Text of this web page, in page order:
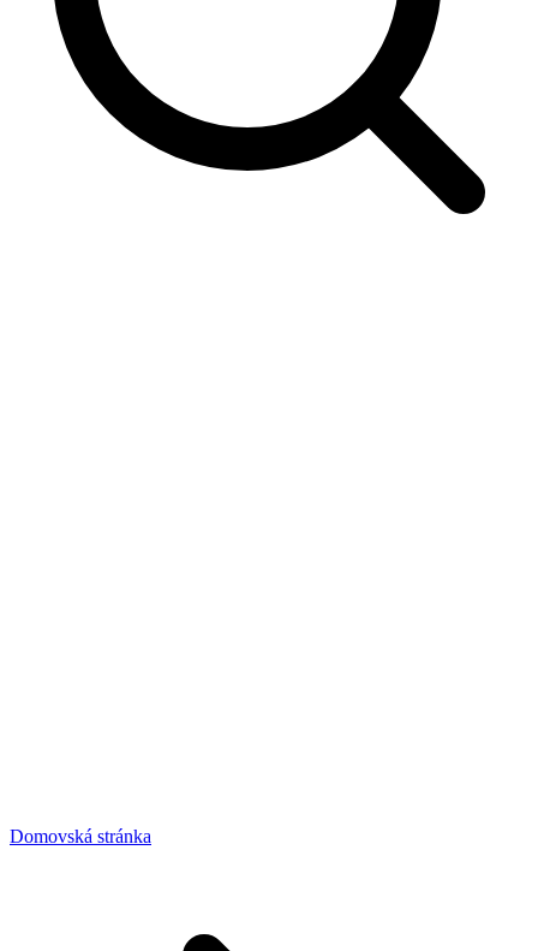
Domovská stránka